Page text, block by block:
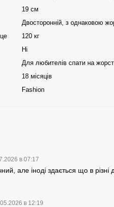
19 см
Двосторонній, з однаковою
120 кг
Ні
Для любителів спати на
18 місяців
Fashion
в 07:17
але іноді здається що в різні
в 12:19